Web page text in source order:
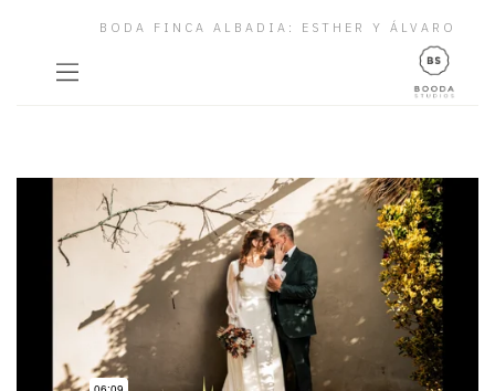
BODA FINCA ALBADIA: ESTHER Y ÁLVARO